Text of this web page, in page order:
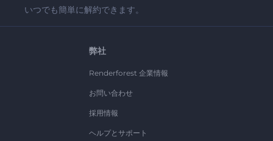
いつでも簡単に解約できます。
弊社
Renderforest 企業情報
お問い合わせ
採用情報
ヘルプとサポート